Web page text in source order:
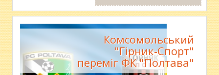
Комсомольський
"Гірник-Спорт"
переміг ФК "Полтава"